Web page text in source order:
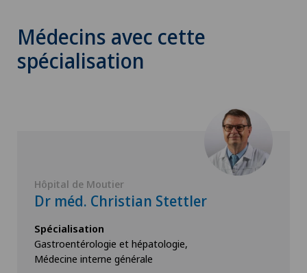
Médecins avec cette
spécialisation
Hôpital de Moutier
Dr méd. Christian Stettler
Spécialisation
Gastroentérologie et hépatologie,
Médecine interne générale